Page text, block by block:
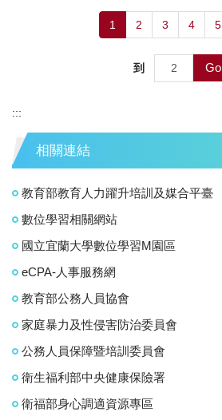
1 2 3 4 5
到 Go
:::
相關連結
教育部教育人力躍升培訓及媒合平臺
數位學習相關網站
國立宜蘭大學數位學習M園區
eCPA-人事服務網
教育部公務人員協會
家庭暴力及性侵害防治委員會
公務人員保障暨培訓委員會
衛生福利部中央健康保險署
衛福部身心調適資源專區